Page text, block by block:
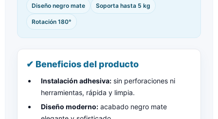
Diseño negro mate Soporta hasta 5 kg
Rotación 180°
✔ Beneficios del producto
Instalación adhesiva: sin perforaciones ni
herramientas, rápida y limpia.
Diseño moderno: acabado negro mate